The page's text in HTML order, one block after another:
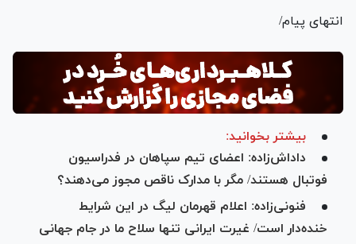
انتهای پیام/
بیشتر بخوانید:
داداش‌زاده: اعضای تیم سپاهان در فدراسیون
فوتبال هستند/ مگر با مدارک ناقص مجوز می‌‎دهند؟
فنونی‌زاده: اعلام قهرمان لیگ در این شرایط
خنده‌دار است/ غیرت ایرانی تنها سلاح ما در جام جهانی